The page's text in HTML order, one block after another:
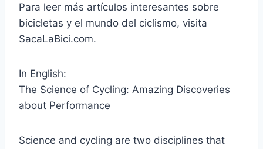
Para leer más artículos interesantes sobre
bicicletas y el mundo del ciclismo, visita
SacaLaBici.com.
In English:
The Science of Cycling: Amazing Discoveries
about Performance
Science and cycling are two disciplines that